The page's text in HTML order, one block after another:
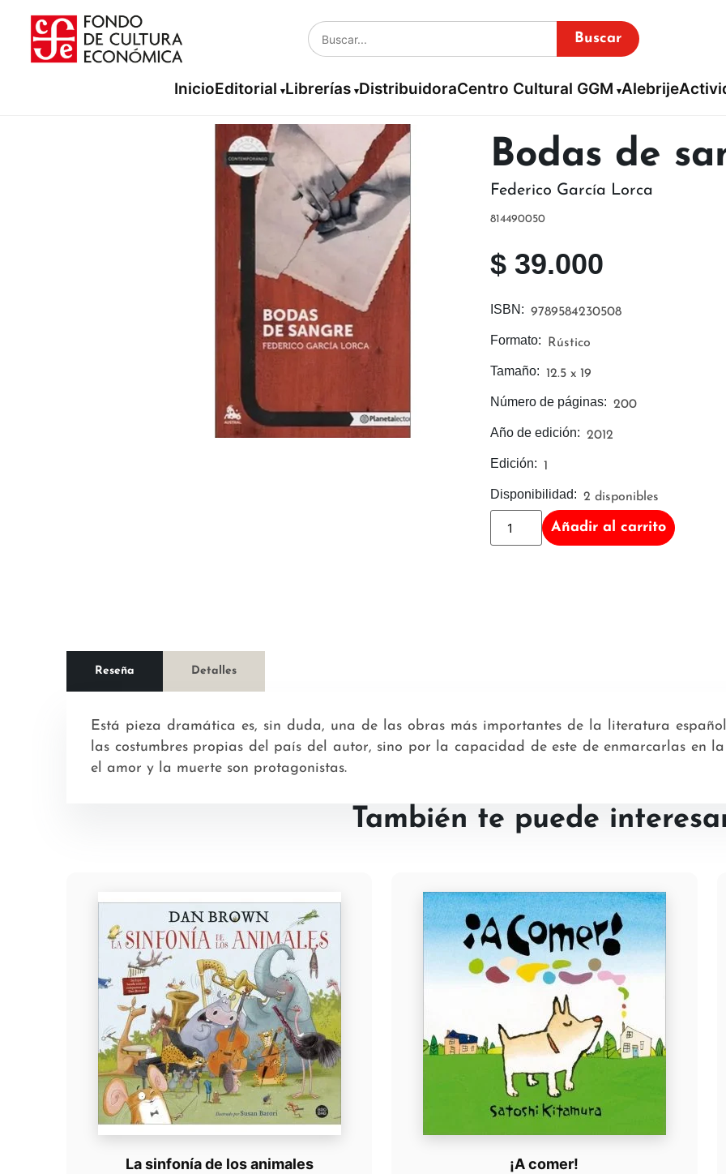
Buscar
InicioEditorial Librerías DistribuidoraCentro Cultural GGM Alebrije
Añadir al carrito
Disponibilidad: 2 disponibles
Edición: 1
Año de edición: 2012
Número de páginas: 200
Tamaño: 12.5 x 19
Formato: Rústico
ISBN: 9789584230508
$39.000
814490050
Federico García Lorca
Bodas de
Reseña Detalles
Está pieza dramática es, sin duda, una de las obras más importantes de la literatura
las costumbres propias del país del autor, sino por la capacidad de este de enmarcarlas en
el amor y la muerte son protagonistas.
También te puede
La sinfonía de los animales ¡A comer!